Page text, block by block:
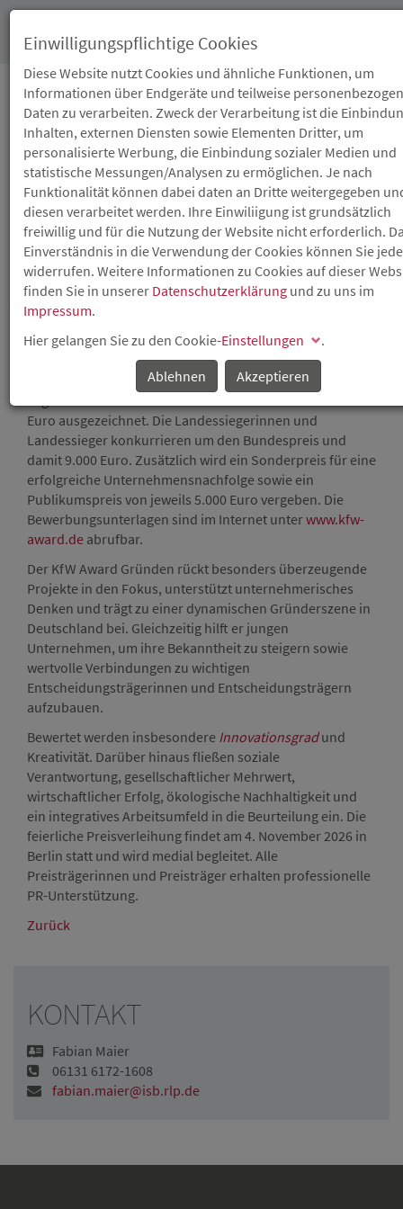
11.06.2026
KFW AWARD GRÜNDEN
2026 GEHT IN DIE
Preisgelder im Gesamtwert von 35.000 Euro zu gewinnen
Gründerinnen und Gründer können sich noch bis zum 1.
Juli 2026 für den KfW Award Gründen bewerben.
Ausgezeichnet werden innovative Unternehmen, die ab
2021 gegründet oder im Rahmen einer Nachfolge
übernommen haben und deren Hauptsitz in Deutschland
Euro ausgezeichnet. Die Landessiegerinnen und
Landessieger konkurrieren um den Bundespreis und
damit 9.000 Euro. Zusätzlich wird ein Sonderpreis für eine
erfolgreiche Unternehmensnachfolge sowie ein
Publikumspreis von jeweils 5.000 Euro vergeben. Die
Bewerbungsunterlagen sind im Internet unterwww.kfw-
award.de abrufbar.
Der KfW Award Gründen rückt besonders überzeugende
Projekte in den Fokus, unterstützt unternehmerisches
Denken und trägt zu einer dynamischen Gründerszene in
Deutschland bei. Gleichzeitig hilft er jungen
Unternehmen, um ihre Bekanntheit zu steigern sowie
wertvolle Verbindungen zu wichtigen
Entscheidungsträgerinnen und Entscheidungsträgern
aufzubauen.
Bewertet werden insbesondere Innovationsgradund
Kreativität. Darüber hinaus fließen soziale
Verantwortung, gesellschaftlicher Mehrwert,
wirtschaftlicher Erfolg, ökologische Nachhaltigkeit und
ein integratives Arbeitsumfeld in die Beurteilung ein. Die
feierliche Preisverleihung findet am 4. November 2026 in
Berlin statt und wird medial begleitet. Alle
Preisträgerinnen und Preisträger erhalten professionelle
PR-Unterstützung.
Zurück
KONTAKT
Fabian Maier
06131 6172-1608
fabian.maier@isb.rlp.de
Einwilligungspflichtige Cookies
Diese Website nutzt Cookies und ähnliche Funktionen, um
Informationen über Endgeräte und teilweise
Daten zu verarbeiten. Zweck der Verarbeitung ist die
Inhalten, externen Diensten sowie Elementen Dritter, um
personalisierte Werbung, die Einbindung sozialer Medien und
statistische Messungen/Analysen zu ermöglichen. Je nach
Funktionalität können dabei daten an Dritte weitergegeben
diesen verarbeitet werden. Ihre Einwiliigung ist grundsätzlich
freiwillig und für die Nutzung der Website nicht erforderlich.
Einverständnis in die Verwendung der Cookies können Sie
widerrufen. Weitere Informationen zu Cookies auf dieser
finden Sie in unserer Datenschutzerklärung und zu uns im
Impressum.
Hier gelangen Sie zu den Cookie-Einstellungen
.
Ablehnen
Akzeptieren